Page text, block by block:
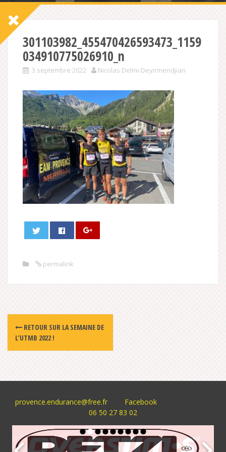
301103982_455470426593473_1159
034910775026910_n
3 septembre 2022 Nicolas Delmi-Deyirmendjian
permalink
Post
navigation
RETOUR SUR LA SEMAINE DE
L’UTMB 2022 !
provence.endurance@free.fr
Facebook
06 50 27 83 02